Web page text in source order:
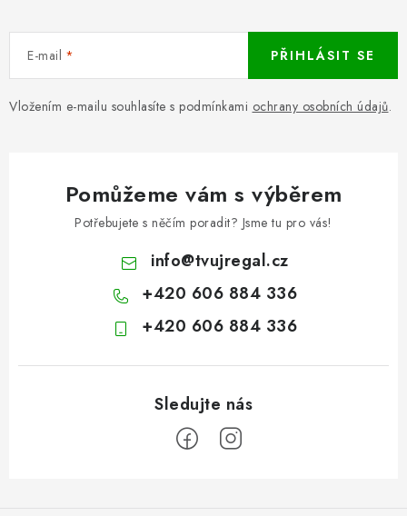
E-mail
Vložením e-mailu souhlasíte s podmínkami ochrany osobních údajů.
PŘIHLÁSIT SE
Pomůžeme vám s výběrem
Potřebujete s něčím poradit? Jsme tu pro vás!
info@tvujregal.cz
+420 606 884 336
+420 606 884 336